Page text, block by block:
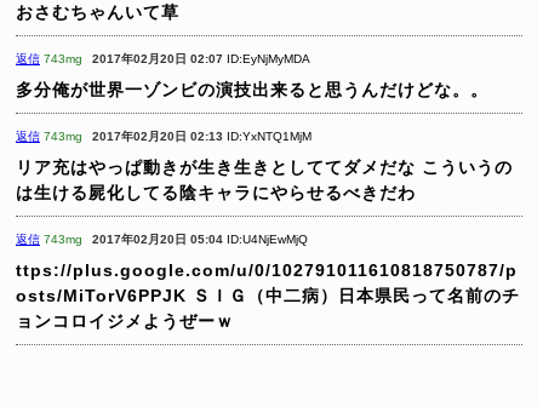
おさむちゃんいて草
返信 743mg 2017年02月20日 02:07 ID:EyNjMyMDA
多分俺が世界一ゾンビの演技出来ると思うんだけどな。。
返信 743mg 2017年02月20日 02:13 ID:YxNTQ1MjM
リア充はやっぱ動きが生き生きとしててダメだな こういうの
は生ける屍化してる陰キャラにやらせるべきだわ
返信 743mg 2017年02月20日 05:04 ID:U4NjEwMjQ
ttps://plus.google.com/u/0/102791011610818750787/p
osts/MiTorV6PPJK ＳＩＧ（中二病）日本県民って名前のチ
ョンコロイジメようぜーｗ